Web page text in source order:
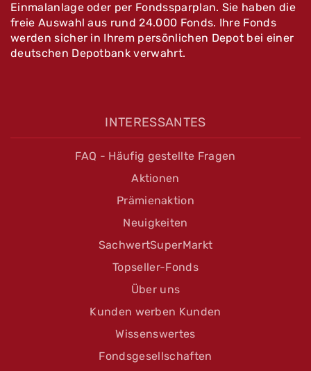
Einmalanlage oder per Fondssparplan. Sie haben die
freie Auswahl aus rund 24.000 Fonds. Ihre Fonds
werden sicher in Ihrem persönlichen Depot bei einer
deutschen Depotbank verwahrt.
INTERESSANTES
FAQ - Häufig gestellte Fragen
Aktionen
Prämienaktion
Neuigkeiten
SachwertSuperMarkt
Topseller-Fonds
Über uns
Kunden werben Kunden
Wissenswertes
Fondsgesellschaften